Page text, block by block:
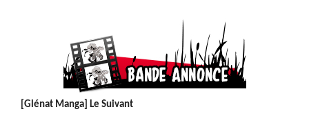
[Glénat Manga] Le Suivant